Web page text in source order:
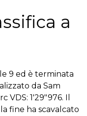
a
9 ed è terminata
da Sam
VDS: 1'29"976. Il
fine ha scavalcato